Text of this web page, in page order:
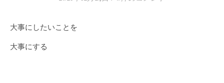
大事にしたいことを
大事にする